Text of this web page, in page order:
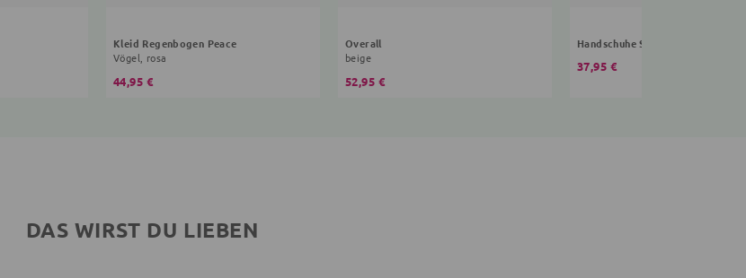
Kleid Regenbogen Peace
Vögel, rosa
44,95 €
Overall
beige
52,95 €
Handschuhe Sterne
37,95 €
DAS WIRST DU LIEBEN